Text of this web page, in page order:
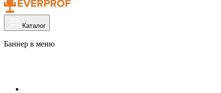
Каталог
Баннер в меню